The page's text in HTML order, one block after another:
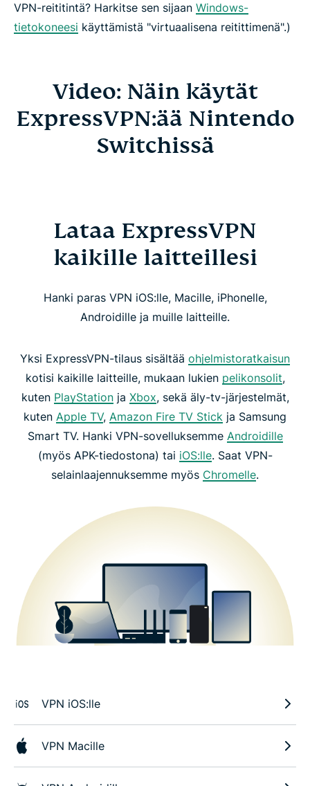
VPN-reititintä? Harkitse sen sijaan Windows-
tietokoneesi käyttämistä "virtuaalisena reitittimenä".)
Video: Näin käytät
ExpressVPN:ää Nintendo
Switchissä
Lataa ExpressVPN
kaikille laitteillesi
Hanki paras VPN iOS:lle, Macille, iPhonelle,
Androidille ja muille laitteille.
Yksi ExpressVPN-tilaus sisältää ohjelmistoratkaisun
kotisi kaikille laitteille, mukaan lukien pelikonsolit,
kuten PlayStationja Xbox, sekä äly-tv-järjestelmät,
kuten Apple TV, Amazon Fire TV Stick ja Samsung
Smart TV. Hanki VPN-sovelluksemme Androidille
(myös APK-tiedostona) tai iOS:lle. Saat VPN-
selainlaajennuksemme myös Chromelle.
VPN iOS:lle
VPN Macille